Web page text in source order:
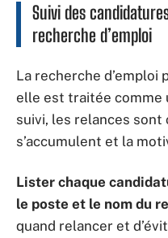
Suivi des
recherche d’emploi
La recherche
elle est traitée comme
suivi, les relances sont
s’accumulent et la
Lister chaque
le poste et le nom du
quand relancer et